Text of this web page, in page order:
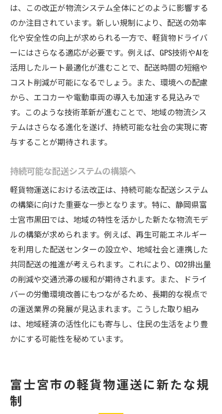
は、この改正が物流システム全体にどのように影響する
のか注目されています。新しい規制により、配送の効率
化や安全性の向上が求められる一方で、軽貨物ドライバ
ーにはさらなる適応が必要です。例えば、GPS技術やAIを
活用したルート最適化が進むことで、配送時間の短縮や
コスト削減が可能になるでしょう。また、環境への配慮
から、エコカーや電動車両の導入も加速する見込みで
す。このような技術革新が進むことで、地域の物流シス
テムはさらなる進化を遂げ、持続可能な社会の実現に寄
与することが期待されます。
持続可能な配送システムの構築へ
軽貨物運送における法改正は、持続可能な配送システム
の構築に向けた重要な一歩となります。特に、静岡県富
士宮市黒田では、地域の特性を活かした新たな物流モデ
ルの構築が求められます。例えば、再生可能エネルギー
を利用した配送センターの設立や、地域社会と連携した
共同配送の推進が考えられます。これにより、CO2排出量
の削減や交通渋滞の緩和が期待されます。また、ドライ
バーの労働環境改善にもつながるため、長期的な視点で
の運送業界の発展が見込まれます。こうした取り組み
は、地域経済の活性化にも寄与し、住民の生活をより豊
かにする可能性を秘めています。
富士宮市の軽貨物運送に新たな規
制